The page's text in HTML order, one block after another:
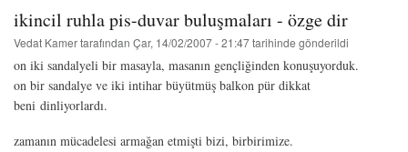
ikincil ruhla pis-duvar buluşmaları - özge dir
Vedat Kamertarafından Çar, 14/02/2007 - 21:47tarihinde gönderildi
on iki sandalyeli bir masayla, masanın gençliğinden konuşuyorduk.
on bir sandalye ve iki intihar büyütmüş balkon pür dikkat
beni dinliyorlardı.
zamanın mücadelesi armağan etmişti bizi, birbirimize.